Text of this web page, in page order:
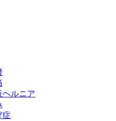
ヘルニア
症